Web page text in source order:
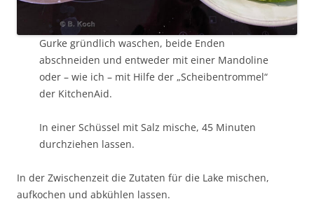
Gurke gründlich waschen, beide Enden
abschneiden und entweder mit einer Mandoline
oder – wie ich – mit Hilfe der „Scheibentrommel“
der KitchenAid.
In einer Schüssel mit Salz mische, 45 Minuten
durchziehen lassen.
In der Zwischenzeit die Zutaten für die Lake mischen,
aufkochen und abkühlen lassen.